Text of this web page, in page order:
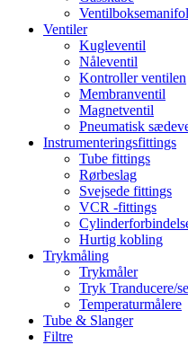
Ventiler
Kugleventil
Nåleventil
Kontroller ventilen
Membranventil
Magnetventil
Pneumatisk
Instrumenteringsfittings
Tube fittings
Rørbeslag
Svejsede fittings
VCR -fittings
Hurtig kobling
Trykmåling
Trykmåler
Tryk Tranducere/
Temperaturmålere
Tube & Slanger
Filtre